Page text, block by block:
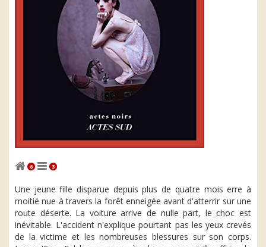
6 3
Une jeune fille disparue depuis plus de quatre mois erre à
moitié nue à travers la forêt enneigée avant d'atterrir sur une
route déserte. La voiture arrive de nulle part, le choc est
inévitable. L'accident n'explique pourtant pas les yeux crevés
de la victime et les nombreuses blessures sur son corps.